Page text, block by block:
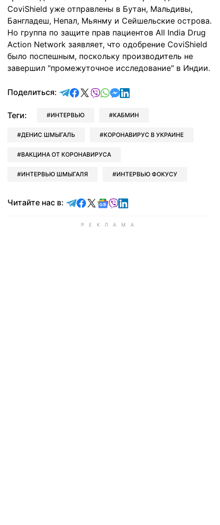
CoviShield уже отправлены в Бутан, Мальдивы,
Бангладеш, Непал, Мьянму и Сейшельские острова.
Но группа по защите прав пациентов All India Drug
Action Network заявляет, что одобрение CoviShield
было поспешным, поскольку производитель не
завершил "промежуточное исследование" в Индии.
Поделиться: отправить в Telegram
поделиться в Facebook
поделиться в X
отправить в Viber
отправить в Whatsapp
отправить в Messenger
отправить в LinkedIn
Теги: ИНТЕРВЬЮ КАБМИН
ДЕНИС ШМЫГАЛЬ КОРОНАВИРУС В УКРАИНЕ
ВАКЦИНА ОТ КОРОНАВИРУСА
ИНТЕРВЬЮ ШМЫГАЛЯ ИНТЕРВЬЮ ФОКУСУ
Читайте нас в: Читайте в Telegram
Читайте в Facebook
Читайте в X
Читайте в Google news
Читайте в Viber
Читайте в LinkedIn